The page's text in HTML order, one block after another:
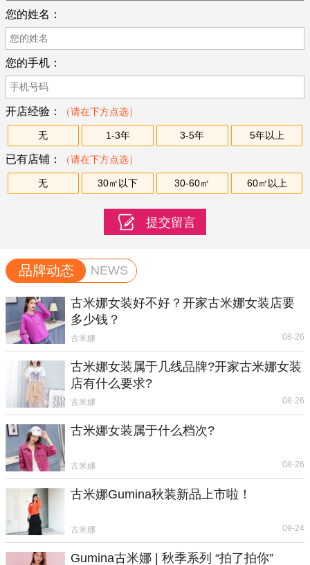
您的姓名：
您的手机：
开店经验： （请在下方点选）
无 1-3年 3-5年 5年以上
已有店铺： （请在下方点选）
无 30㎡以下 30-60㎡ 60㎡以上
品牌动态 NEWS
古米娜女装好不好？开家古米娜女装店要
多少钱？
古米娜 08-26
古米娜女装属于几线品牌?开家古米娜女装
店有什么要求?
古米娜 08-26
古米娜女装属于什么档次?
古米娜 08-26
古米娜Gumina秋装新品上市啦！
古米娜 09-24
Gumina古米娜 | 秋季系列 “拍了拍你”